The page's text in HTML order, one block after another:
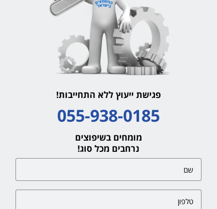
פגישת ייעוץ ללא התחייבות!
055-938-0185
מומחים בשיפוצים
נרחבים מכל סוג!